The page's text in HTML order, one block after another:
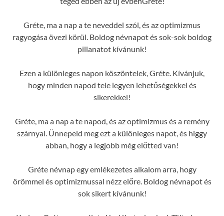
Gréte, ma a nap a te neveddel szól, és az optimizmus
ragyogása övezi körül. Boldog névnapot és sok-sok boldog
pillanatot kívánunk!
Ezen a különleges napon köszöntelek, Gréte. Kívánjuk,
hogy minden napod tele legyen lehetőségekkel és
sikerekkel!
Gréte, ma a nap a te napod, és az optimizmus és a remény
szárnyal. Ünnepeld meg ezt a különleges napot, és higgy
abban, hogy a legjobb még előtted van!
Gréte névnap egy emlékezetes alkalom arra, hogy
örömmel és optimizmussal nézz előre. Boldog névnapot és
sok sikert kívánunk!